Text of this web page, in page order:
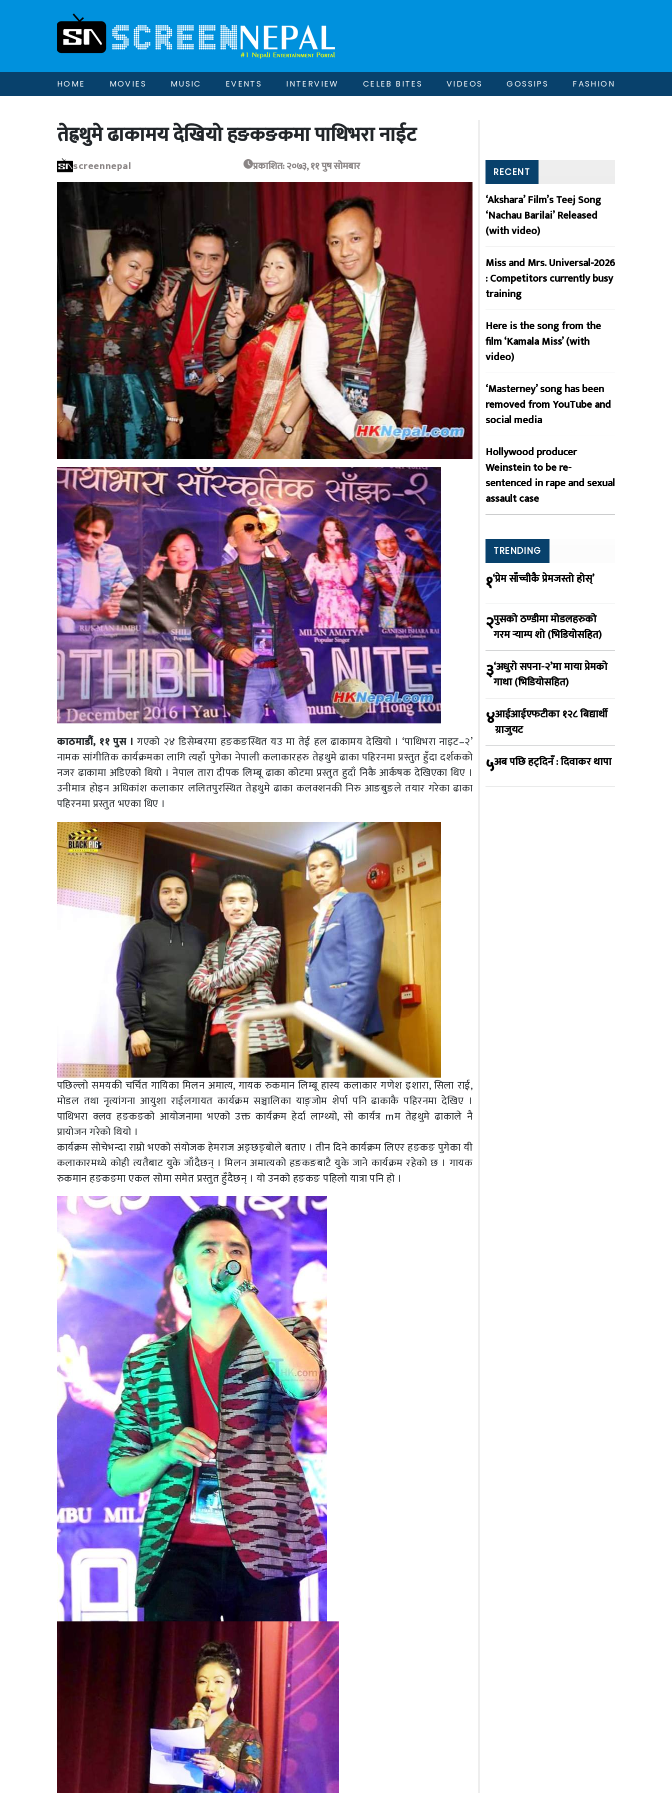
HOME MOVIES MUSIC EVENTS INTERVIEW CELEB BITES VIDEOS GOSSIPS FASHION
तेह्रथुमे ढाकामय देखियो हङकङकमा पाथिभरा नाईट
screennepal प्रकाशित: २०७३, ११ पुष सोमबार
काठमाडौं, ११ पुस । गएको २४ डिसेम्बरमा हङकङस्थित यउ मा तेई हल ढाकामय देखियो । ‘पाथिभरा नाइट–२’
नामक सांगीतिक कार्यक्रमका लागि त्यहाँ पुगेका नेपाली कलाकारहरु तेह्रथुमे ढाका पहिरनमा प्रस्तुत हुँदा दर्शकको
नजर ढाकामा अडिएको थियो । नेपाल तारा दीपक लिम्बू ढाका कोटमा प्रस्तुत हुदाँ निकै आर्कषक देखिएका थिए ।
उनीमात्र होइन अधिकांश कलाकार ललितपुरस्थित तेह्रथुमे ढाका कलक्शनकी निरु आङबुङले तयार गरेका ढाका
पहिरनमा प्रस्तुत भएका थिए ।
पछिल्लो समयकी चर्चित गायिका मिलन अमात्य, गायक रुकमान लिम्बू हास्य कलाकार गणेश इशारा, सिला राई,
मोडल तथा नृत्यांगना आयुशा राईलगायत कार्यक्रम सञ्चालिका याङ्जोम शेर्पा पनि ढाकाकै पहिरनमा देखिए ।
पाथिभरा क्लव हङकङको आयोजनामा भएको उक्त कार्यक्रम हेर्दा लाग्थ्यो, सो कार्यत्र mम तेह्रथुमे ढाकाले नै
प्रायोजन गरेको थियो ।
कार्यक्रम सोचेभन्दा राम्रो भएको संयोजक हेमराज अङ्छङ्बोले बताए । तीन दिने कार्यक्रम लिएर हङकङ पुगेका यी
कलाकारमध्ये कोही त्यतैबाट युके जाँदैछन् । मिलन अमात्यको हङकङबाटै युके जाने कार्यक्रम रहेको छ । गायक
रुकमान हङकङमा एकल सोमा समेत प्रस्तुत हुँदैछन् । यो उनको हङकङ पहिलो यात्रा पनि हो ।
RECENT
‘Akshara’ Film’s Teej Song
‘Nachau Barilai’ Released
(with video)
Miss and Mrs. Universal-2026
: Competitors currently busy
training
Here is the song from the
film ‘Kamala Miss’ (with
video)
‘Masterney’ song has been
removed from YouTube and
social media
Hollywood producer
Weinstein to be re-
sentenced in rape and sexual
assault case
TRENDING
१‘प्रेम साँच्चीकै प्रेमजस्तो होस्’
२पुसको ठण्डीमा मोडलहरुको
गरम र्‍याम्प शो (भिडियोसहित)
३‘अधुरो सपना-२’मा माया प्रेमको
गाथा (भिडियोसहित)
४आईआईएफटीका १२८ बिद्यार्थी
ग्राजुयट
५अब पछि हट्दिनँ : दिवाकर थापा